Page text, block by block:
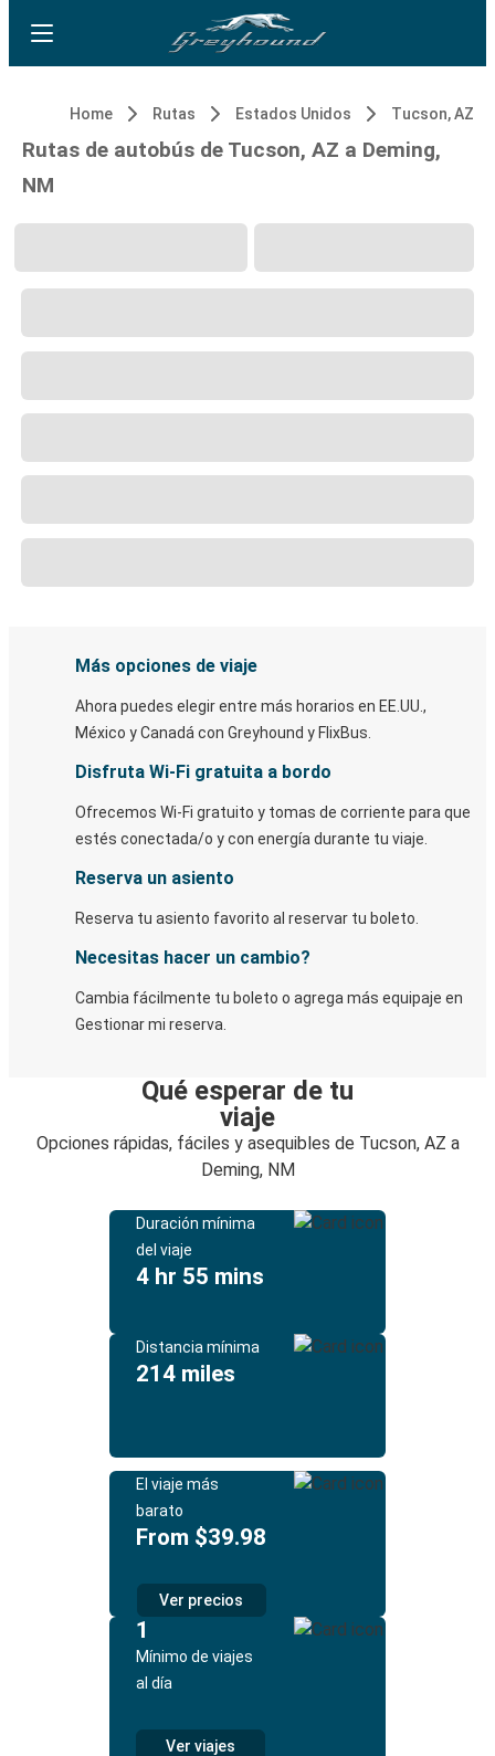
Home Rutas Estados Unidos Tucson, AZ
Rutas de autobús de Tucson, AZ a Deming,
NM
Más opciones de viaje
Ahora puedes elegir entre más horarios en EE.UU.,
México y Canadá con Greyhound y FlixBus.
Disfruta Wi-Fi gratuita a bordo
Ofrecemos Wi-Fi gratuito y tomas de corriente para que
estés conectada/o y con energía durante tu viaje.
Reserva un asiento
Reserva tu asiento favorito al reservar tu boleto.
Necesitas hacer un cambio?
Cambia fácilmente tu boleto o agrega más equipaje en
Gestionar mi reserva.
Qué esperar de tu
viaje
Opciones rápidas, fáciles y asequibles de Tucson, AZ a
Deming, NM
Duración mínima
del viaje
4 hr 55 mins
Distancia mínima
214 miles
El viaje más
barato
From $39.98
Ver precios
1
Mínimo de viajes
al día
Ver viajes